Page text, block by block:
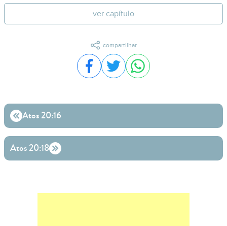
ver capítulo
compartilhar
Compartilhar no Facebook
Compartilhar no Twitter
Compartilhar no
Atos 20:16
Atos 20:18